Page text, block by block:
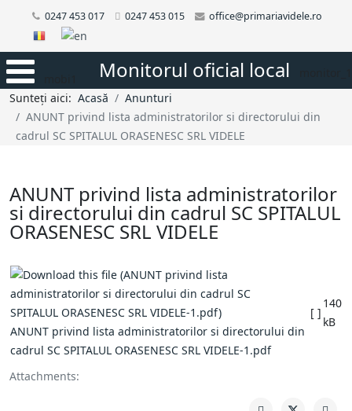
0247 453 017 0247 453 015 office@primariavidele.ro
Monitorul oficial local
Sunteți aici: Acasă
Anunturi
ANUNT privind lista administratorilor si directorului din
cadrul SC SPITALUL ORASENESC SRL VIDELE
ANUNT privind lista administratorilor
si directorului din cadrul SC SPITALUL
ORASENESC SRL VIDELE
Attachments:
ANUNT privind lista administratorilor si directorului din
cadrul SC SPITALUL ORASENESC SRL VIDELE-1.pdf
[ ]
140
kB